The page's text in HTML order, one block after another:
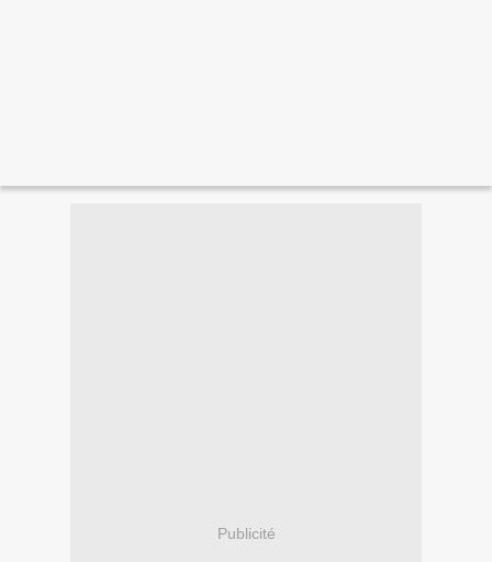
Publicité